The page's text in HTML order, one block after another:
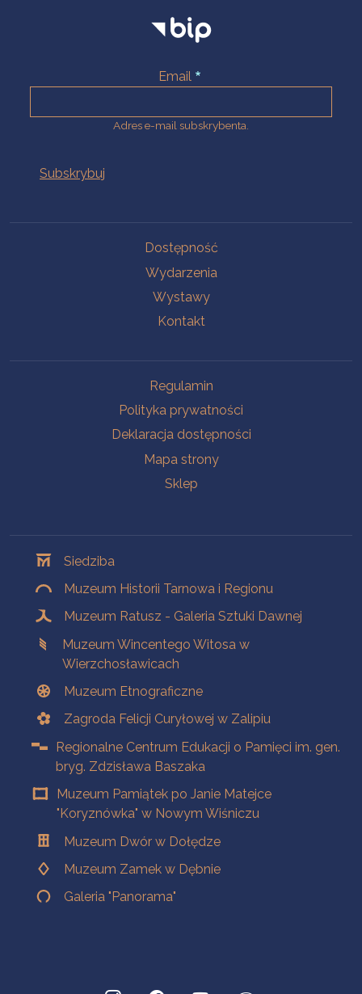
Email
Adres e-mail subskrybenta.
Dostępność
Wydarzenia
Wystawy
Kontakt
Regulamin
Polityka prywatności
Deklaracja dostępności
Mapa strony
Sklep
Siedziba
Muzeum Historii Tarnowa i Regionu
Muzeum Ratusz - Galeria Sztuki Dawnej
Muzeum Wincentego Witosa w
Wierzchosławicach
Muzeum Etnograficzne
Zagroda Felicji Curyłowej w Zalipiu
Regionalne Centrum Edukacji o Pamięci im. gen.
bryg. Zdzisława Baszaka
Muzeum Pamiątek po Janie Matejce
"Koryznówka" w Nowym Wiśniczu
Muzeum Dwór w Dołędze
Muzeum Zamek w Dębnie
Galeria "Panorama"